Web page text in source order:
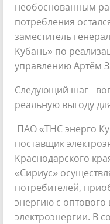
необоснованным
потребления
заместитель
Кубань» по
управлению Артём
Следующий шаг -
реальную выгоду
ПАО «ТНС энерго
поставщик
Краснодарского
«Сириус»
потребителей,
энергию с
электроэнергии. В